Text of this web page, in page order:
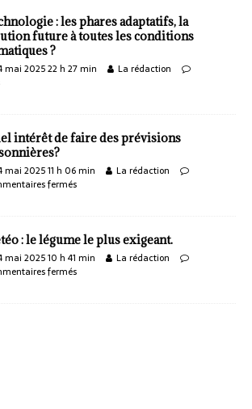
: les phares adaptatifs, la
future à toutes les conditions
?
mai 2025 22 h 27 min
La rédaction
intérêt de faire des prévisions
mai 2025 11 h 06 min
La rédaction
fermés
: le légume le plus exigeant.
mai 2025 10 h 41 min
La rédaction
fermés